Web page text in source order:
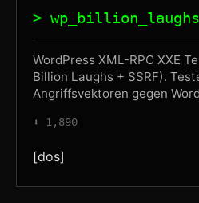
> wp_billion_laughs
WordPress XML-RPC XXE
Billion Laughs + SSRF).
Angriffsvektoren gegen
⬇️ 1,890
[dos]